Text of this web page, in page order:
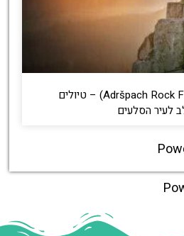
רוק סיטי (Adršpach Rock Formation) – טיולים
לעיר הסלעים